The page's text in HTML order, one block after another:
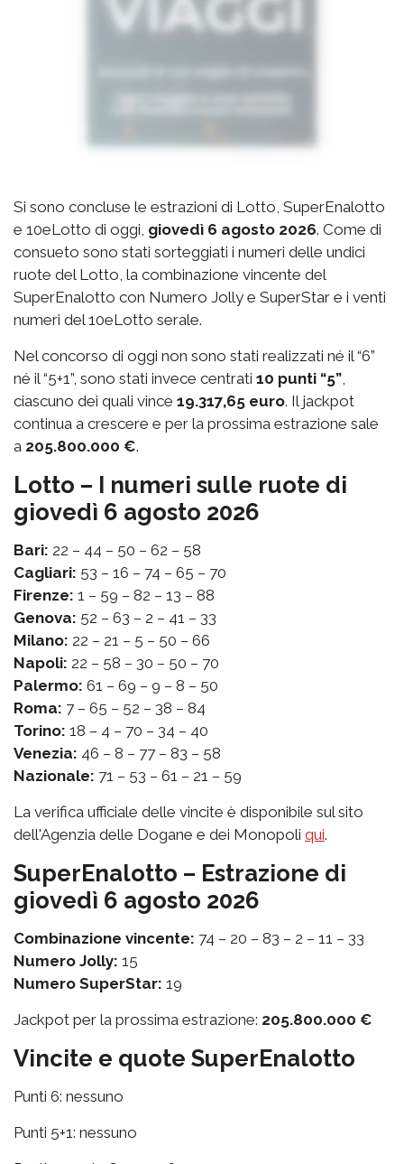
Si sono concluse le estrazioni di Lotto, SuperEnalotto
e 10eLotto di oggi, giovedì 6 agosto 2026. Come di
consueto sono stati sorteggiati i numeri delle undici
ruote del Lotto, la combinazione vincente del
SuperEnalotto con Numero Jolly e SuperStar e i venti
numeri del 10eLotto serale.
Nel concorso di oggi non sono stati realizzati né il “6”
né il “5+1”, sono stati invece centrati 10 punti “5”,
ciascuno dei quali vince 19.317,65 euro. Il jackpot
continua a crescere e per la prossima estrazione sale
a 205.800.000 €.
Lotto – I numeri sulle ruote di
giovedì 6 agosto 2026
Bari: 22 – 44 – 50 – 62 – 58
Cagliari: 53 – 16 – 74 – 65 – 70
Firenze: 1 – 59 – 82 – 13 – 88
Genova: 52 – 63 – 2 – 41 – 33
Milano: 22 – 21 – 5 – 50 – 66
Napoli: 22 – 58 – 30 – 50 – 70
Palermo: 61 – 69 – 9 – 8 – 50
Roma: 7 – 65 – 52 – 38 – 84
Torino: 18 – 4 – 70 – 34 – 40
Venezia: 46 – 8 – 77 – 83 – 58
Nazionale: 71 – 53 – 61 – 21 – 59
La verifica ufficiale delle vincite è disponibile sul sito
dell'Agenzia delle Dogane e dei Monopoli qui.
SuperEnalotto – Estrazione di
giovedì 6 agosto 2026
Combinazione vincente: 74 – 20 – 83 – 2 – 11 – 33
Numero Jolly: 15
Numero SuperStar: 19
Jackpot per la prossima estrazione: 205.800.000 €
Vincite e quote SuperEnalotto
Punti 6: nessuno
Punti 5+1: nessuno